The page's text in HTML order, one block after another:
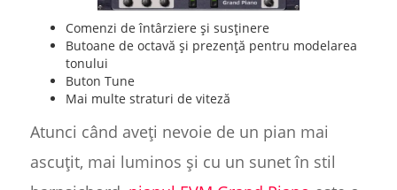
Comenzi de întârziere și susținere
Butoane de octavă și prezență pentru modelarea
tonului
Buton Tune
Mai multe straturi de viteză
Atunci când aveți nevoie de un pian mai
ascuțit, mai luminos și cu un sunet în stil